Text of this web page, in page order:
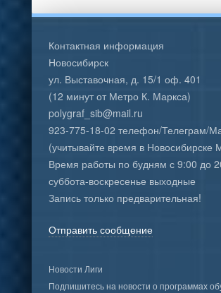
Контактная информация
Новосибирск
ул. Выставочная, д. 15/1 оф. 401
(12 минут от Метро К. Маркса)
polygraf_sib@mail.ru
923-775-18-02 телефон/Телеграм/
(учитывайте время в Новосибирске
Время работы по будням с 9:00 до
суббота-воскресенье выходные
Запись только предварительная!
Отправить сообщение
Новости Лиги
Подпишитесь на новости о программах